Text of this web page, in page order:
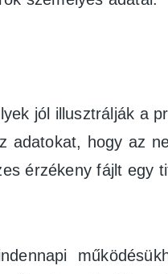
jól illusztrálják a
adatokat, hogy az
érzékeny fájlt